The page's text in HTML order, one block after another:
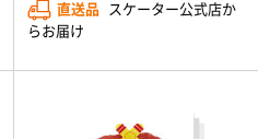
直送品 スケーター公式店か
らお届け